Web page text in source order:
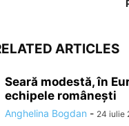
ARTICLES
Seară modestă, în
echipele românești
Anghelina Bogdan - 24 iulie